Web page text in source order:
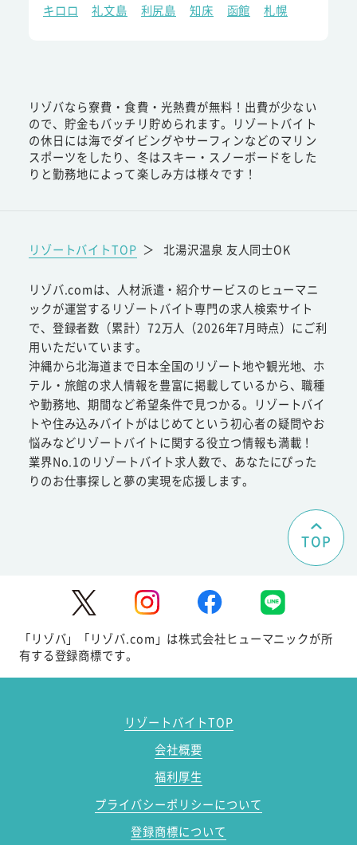
キロロ
礼文島 利尻島 知床 函館 札幌
リゾバなら寮費・食費・光熱費が無料！出費が少ない
ので、貯金もバッチリ貯められます。リゾートバイト
の休日には海でダイビングやサーフィンなどのマリン
スポーツをしたり、冬はスキー・スノーボードをした
りと勤務地によって楽しみ方は様々です！
リゾートバイトTOP ＞ 北湯沢温泉 友人同士OK
リゾバ.comは、人材派遣・紹介サービスのヒューマニ
ックが運営するリゾートバイト専門の求人検索サイト
で、登録者数（累計）72万人（2026年7月時点）にご利
用いただいています。
沖縄から北海道まで日本全国のリゾート地や観光地、ホ
テル・旅館の求人情報を豊富に掲載しているから、職種
や勤務地、期間など希望条件で見つかる。リゾートバイ
トや住み込みバイトがはじめてという初心者の疑問やお
悩みなどリゾートバイトに関する役立つ情報も満載！
業界No.1のリゾートバイト求人数で、あなたにぴった
りのお仕事探しと夢の実現を応援します。
TOP
「リゾバ」「リゾバ.com」は株式会社ヒューマニックが所
有する登録商標です。
リゾートバイトTOP
会社概要
福利厚生
プライバシーポリシーについて
登録商標について